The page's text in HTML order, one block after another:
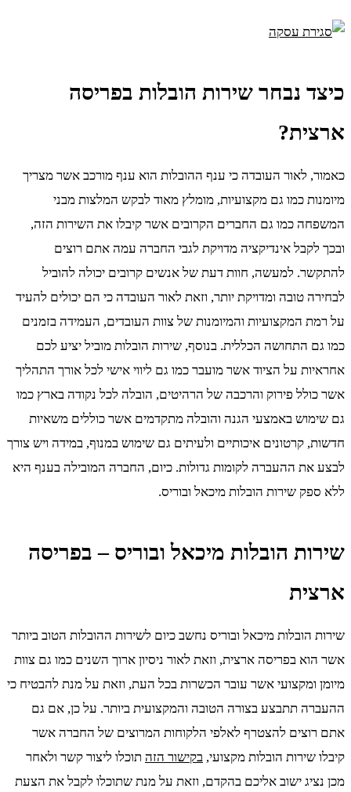
כיצד נבחר שירות הובלות בפריסה
ארצית?
כאמור, לאור העובדה כי ענף ההובלות הוא ענף מורכב אשר מצריך
מיומנות כמו גם מקצועיות, מומלץ מאוד לבקש המלצות מבני
המשפחה כמו גם החברים הקרובים אשר קיבלו את השירות הזה,
ובכך לקבל אינדיקציה מדויקת לגבי החברה עמה אתם רוצים
להתקשר. למעשה, חוות דעת של אנשים קרובים יכולה להוביל
לבחירה טובה ומדויקת יותר, וזאת לאור העובדה כי הם יכולים להעיד
על רמת המקצועיות והמיומנות של צוות העובדים, העמידה בזמנים
כמו גם התחושה הכללית. בנוסף, שירות הובלות מוביל יציע לכם
אחראיות על הציוד אשר מועבר כמו גם ליווי אישי לכל אורך התהליך
אשר כולל פירוק והרכבה של הרהיטים, הובלה לכל נקודה בארץ כמו
גם שימוש באמצעי הגנה והובלה מתקדמים אשר כוללים משאיות
חדשות, קרטונים איכותיים ולעיתים גם שימוש במנוף, במידה ויש צורך
לבצע את ההעברה לקומות גדולות. כיום, החברה המובילה בענף היא
ללא ספק שירות הובלות מיכאל ובוריס.
שירות הובלות מיכאל ובוריס – בפריסה
ארצית
שירות הובלות מיכאל ובוריס נחשב כיום לשירות ההובלות הטוב ביותר
אשר הוא בפריסה ארצית, וזאת לאור ניסיון ארוך השנים כמו גם צוות
מיומן ומקצועי אשר עובר הכשרות בכל העת, וזאת על מנת להבטיח כי
ההעברה תתבצע בצורה הטובה והמקצועית ביותר. על כן, אם גם
אתם רוצים להצטרף לאלפי הלקוחות המרוצים של החברה אשר
קיבלו שירות הובלות מקצועי, בקישור הזה תוכלו ליצור קשר ולאחר
מכן נציג ישוב אליכם בהקדם, וזאת על מנת שתוכלו לקבל את הצעת